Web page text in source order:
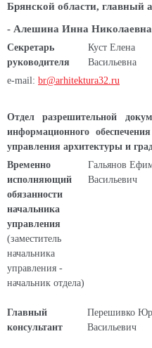
Брянской области, главный
- Алешина Инна Николаевна
Секретарь
руководителя
Куст Елена
Васильевна
e-mail: br@arhitektura32.ru
Отдел разрешительной
информационного
управления архитектуры и
Временно
исполняющий
обязанности
начальника
управления
(заместитель
начальника
управления -
начальник отдела)
Гальянов
Васильевич
Главный
консультант
Перешивко
Васильевич